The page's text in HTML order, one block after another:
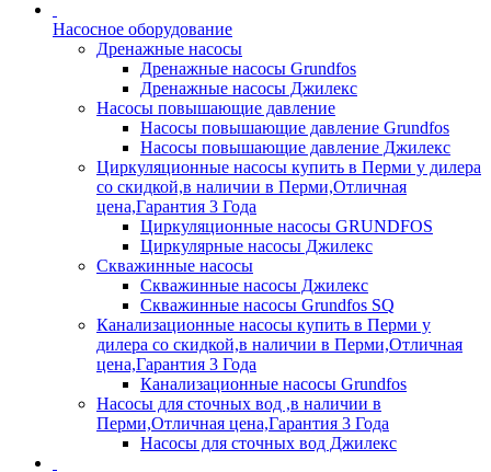
Насосное оборудование
Дренажные насосы
Дренажные насосы Grundfos
Дренажные насосы Джилекс
Насосы повышающие давление
Насосы повышающие давление Grundfos
Насосы повышающие давление Джилекс
Циркуляционные насосы купить в Перми у дилера
со скидкой,в наличии в Перми,Отличная
цена,Гарантия 3 Года
Циркуляционные насосы GRUNDFOS
Циркулярные насосы Джилекс
Скважинные насосы
Скважинные насосы Джилекс
Скважинные насосы Grundfos SQ
Канализационные насосы купить в Перми у
дилера со скидкой,в наличии в Перми,Отличная
цена,Гарантия 3 Года
Канализационные насосы Grundfos
Насосы для сточных вод ,в наличии в
Перми,Отличная цена,Гарантия 3 Года
Насосы для сточных вод Джилекс